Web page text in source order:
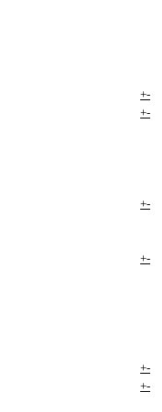
+-
+-
+-
+-
+-
+-